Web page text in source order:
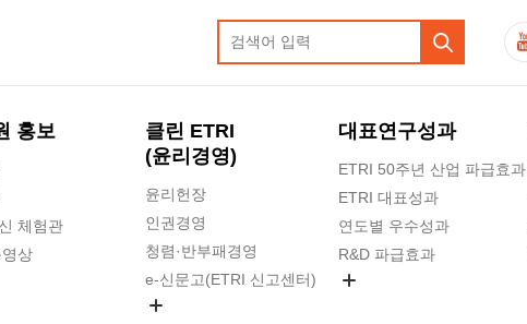
홍보
체험관
상
클린 ETRI
(윤리경영)
윤리헌장
인권경영
청렴·반부패경영
e-신문고(ETRI 신고센터)
대표연구성과
ETRI 50주년 산업 파급효과
ETRI 대표성과
연도별 우수성과
R&D 파급효과